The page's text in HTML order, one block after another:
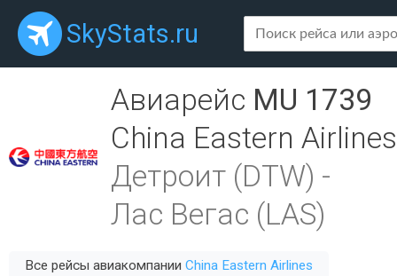
SkyStats.ru
Авиарейс MU 1739
China Eastern Airlines
Детроит (DTW) -
Лас Вегас (LAS)
Все рейсы авиакомпании China Eastern Airlines